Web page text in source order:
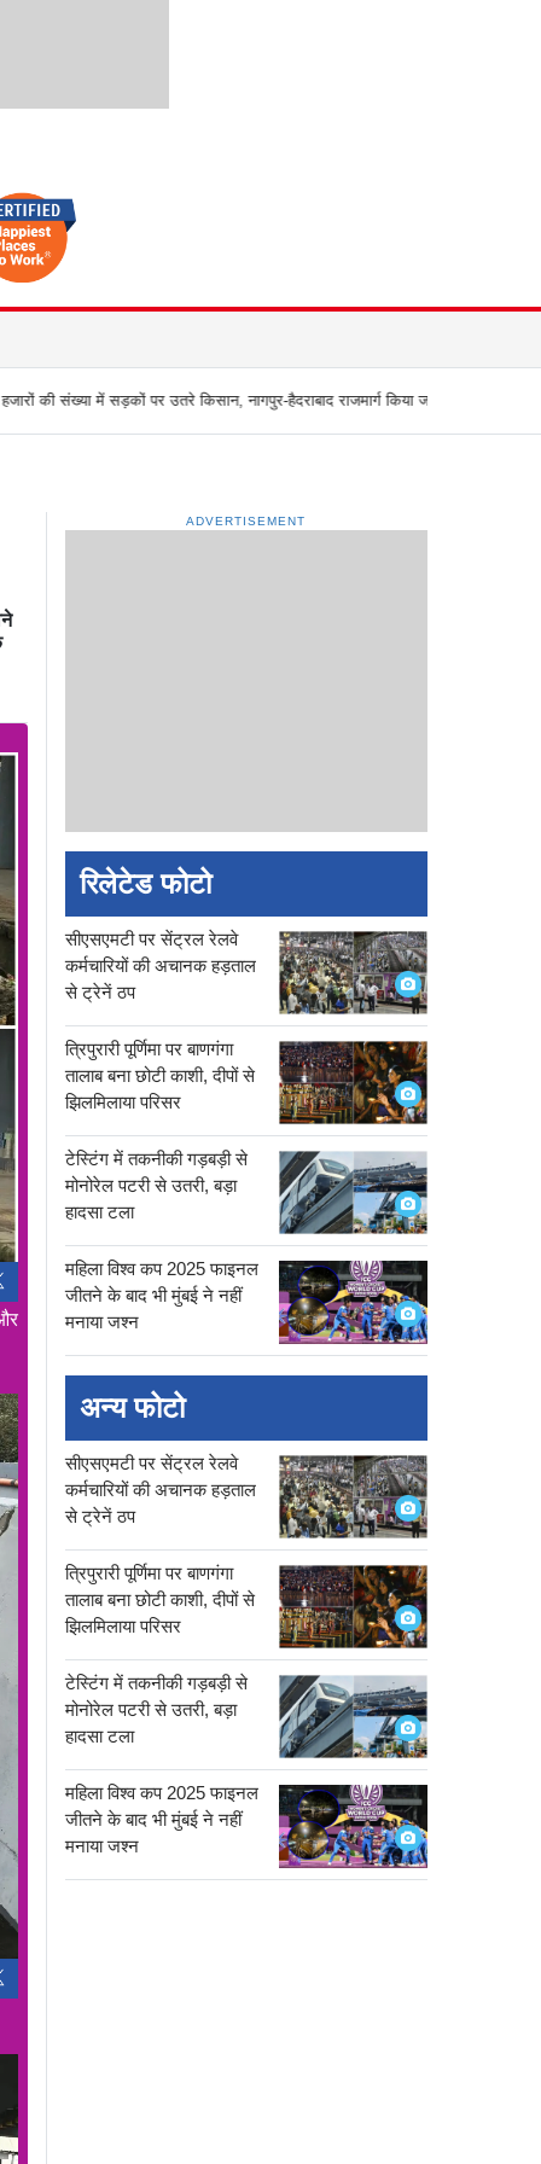
किसान, नागपुर-हैदराबाद राजमार्ग किया जाम, बच्चू कडू बोले `अब आर-पार की
ADVERTISEMENT
रिलेटेड फोटो
सीएसएमटी पर सेंट्रल रेलवे
कर्मचारियों की अचानक हड़ताल
से ट्रेनें ठप
त्रिपुरारी पूर्णिमा पर बाणगंगा
तालाब बना छोटी काशी, दीपों से
झिलमिलाया परिसर
टेस्टिंग में तकनीकी गड़बड़ी से
मोनोरेल पटरी से उतरी, बड़ा
हादसा टला
महिला विश्व कप 2025 फाइनल
जीतने के बाद भी मुंबई ने नहीं
मनाया जश्न
अन्य फोटो
सीएसएमटी पर सेंट्रल रेलवे
कर्मचारियों की अचानक हड़ताल
से ट्रेनें ठप
त्रिपुरारी पूर्णिमा पर बाणगंगा
तालाब बना छोटी काशी, दीपों से
झिलमिलाया परिसर
टेस्टिंग में तकनीकी गड़बड़ी से
मोनोरेल पटरी से उतरी, बड़ा
हादसा टला
महिला विश्व कप 2025 फाइनल
जीतने के बाद भी मुंबई ने नहीं
मनाया जश्न